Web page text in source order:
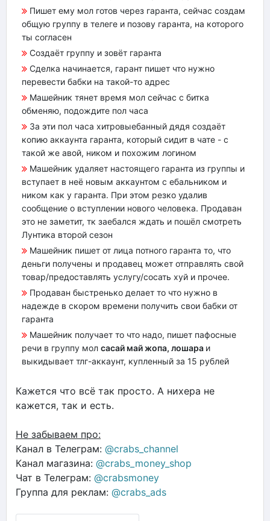
Пишет ему мол готов через гаранта, сейчас создам
общую группу в телеге и позову гаранта, на которого
ты согласен
Создаёт группу и зовёт гаранта
Сделка начинается, гарант пишет что нужно
перевести бабки на такой-то адрес
Машейник тянет время мол сейчас с битка
обменяю, подождите пол часа
За эти пол часа хитровыебанный дядя создаёт
копию аккаунта гаранта, который сидит в чате - с
такой же авой, ником и похожим логином
Машейник удаляет настоящего гаранта из группы и
вступает в неё новым аккаунтом с ебальником и
ником как у гаранта. При этом резко удалив
сообщение о вступлении нового человека. Продаван
это не заметит, тк заебался ждать и пошёл смотреть
Лунтика второй сезон
Машейник пишет от лица потного гаранта то, что
деньги получены и продавец может отправлять свой
товар/предоставлять услугу/сосать хуй и прочее.
Продаван быстренько делает то что нужно в
надежде в скором времени получить свои бабки от
гаранта
Машейник получает то что надо, пишет пафосные
речи в группу мол сасай май жопа, лошара и
выкидывает тлг-аккаунт, купленный за 15 рублей
Кажется что всё так просто. А нихера не
кажется, так и есть.
Не забываем про:
Канал в Телеграм: @crabs_channel
Канал магазина: @crabs_money_shop
Чат в Телеграм: @crabsmoney
Группа для реклам: @crabs_ads